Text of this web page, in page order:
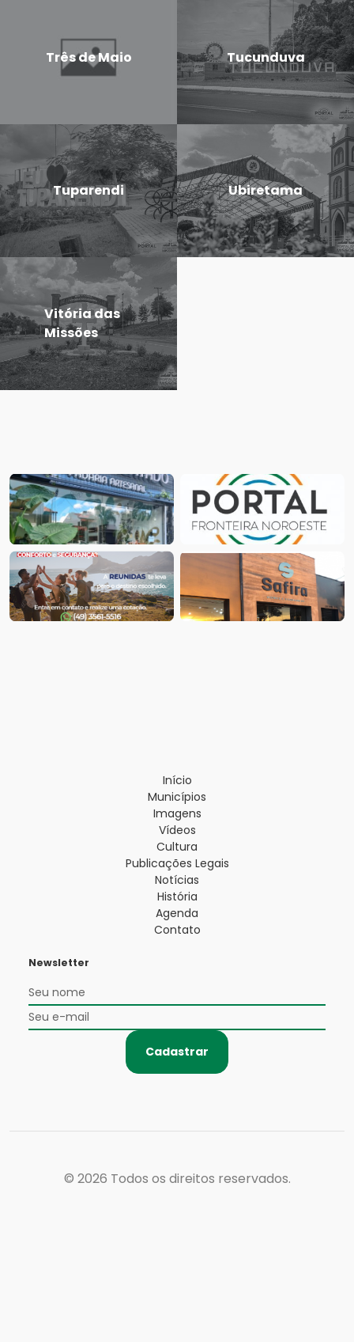
Três de Maio Tucunduva
Tuparendi Ubiretama
Vitória das
Missões
Início
Municípios
Imagens
Vídeos
Cultura
Publicações Legais
Notícias
História
Agenda
Contato
Newsletter
Cadastrar
© 2026 Todos os direitos reservados.